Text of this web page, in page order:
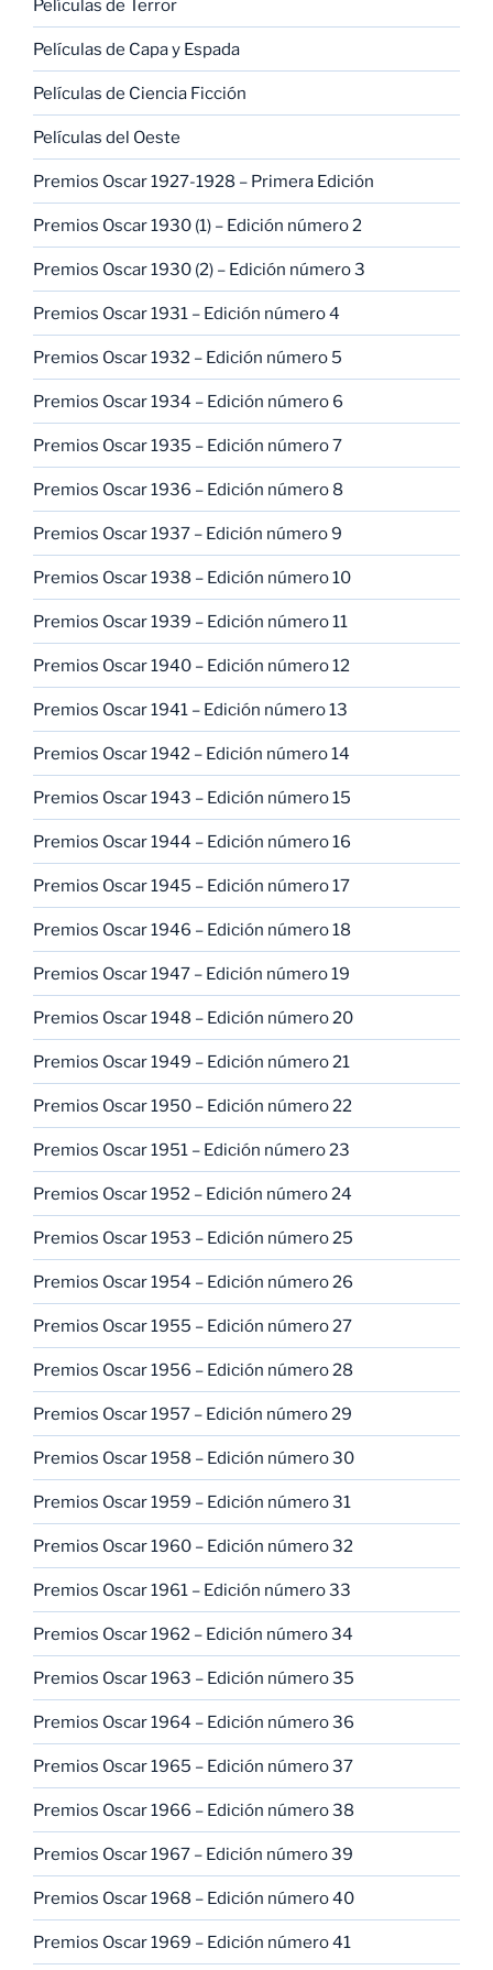
Películas de Terror
Películas de Capa y Espada
Películas de Ciencia Ficción
Películas del Oeste
Premios Oscar 1927-1928 – Primera Edición
Premios Oscar 1930 (1) – Edición número 2
Premios Oscar 1930 (2) – Edición número 3
Premios Oscar 1931 – Edición número 4
Premios Oscar 1932 – Edición número 5
Premios Oscar 1934 – Edición número 6
Premios Oscar 1935 – Edición número 7
Premios Oscar 1936 – Edición número 8
Premios Oscar 1937 – Edición número 9
Premios Oscar 1938 – Edición número 10
Premios Oscar 1939 – Edición número 11
Premios Oscar 1940 – Edición número 12
Premios Oscar 1941 – Edición número 13
Premios Oscar 1942 – Edición número 14
Premios Oscar 1943 – Edición número 15
Premios Oscar 1944 – Edición número 16
Premios Oscar 1945 – Edición número 17
Premios Oscar 1946 – Edición número 18
Premios Oscar 1947 – Edición número 19
Premios Oscar 1948 – Edición número 20
Premios Oscar 1949 – Edición número 21
Premios Oscar 1950 – Edición número 22
Premios Oscar 1951 – Edición número 23
Premios Oscar 1952 – Edición número 24
Premios Oscar 1953 – Edición número 25
Premios Oscar 1954 – Edición número 26
Premios Oscar 1955 – Edición número 27
Premios Oscar 1956 – Edición número 28
Premios Oscar 1957 – Edición número 29
Premios Oscar 1958 – Edición número 30
Premios Oscar 1959 – Edición número 31
Premios Oscar 1960 – Edición número 32
Premios Oscar 1961 – Edición número 33
Premios Oscar 1962 – Edición número 34
Premios Oscar 1963 – Edición número 35
Premios Oscar 1964 – Edición número 36
Premios Oscar 1965 – Edición número 37
Premios Oscar 1966 – Edición número 38
Premios Oscar 1967 – Edición número 39
Premios Oscar 1968 – Edición número 40
Premios Oscar 1969 – Edición número 41